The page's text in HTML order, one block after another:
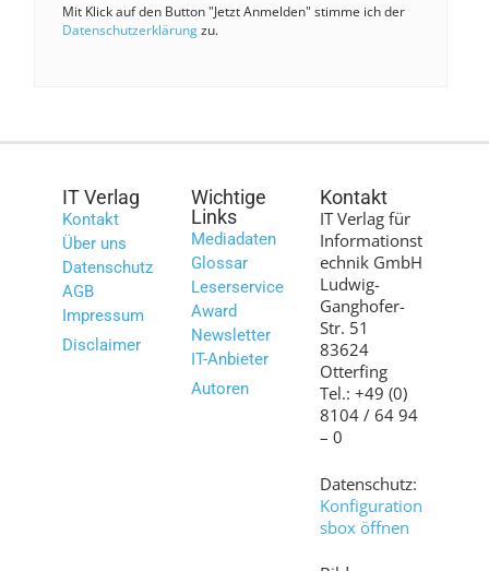
Mit Klick auf den Button "Jetzt Anmelden" stimme ich der
Datenschutzerklärungzu.
IT Verlag
Kontakt
Über uns
Datenschutz
AGB
Impressum
Disclaimer
Wichtige
Links
Mediadaten
Glossar
Leserservice
Award
Newsletter
IT-Anbieter
Autoren
Kontakt
IT Verlag für
Informationst
echnik GmbH
Ludwig-
Ganghofer-
Str. 51
83624
Otterfing
Tel.: +49 (0)
8104 / 64 94
– 0
Datenschutz:
Konfiguration
sbox öffnen